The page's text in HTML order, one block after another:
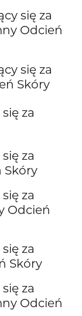
się za
Odcień
się za
Skóry
za
za
Skóry
za
Odcień
za
Skóry
za
Odcień